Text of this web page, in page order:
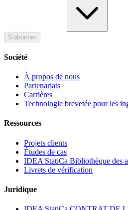
S'abonner
Société
À propos de nous
Partenariats
Carrières
Technologie brevetée pour les
Ressources
Projets clients
Études de cas
IDEA StatiCa Bibliothèque des
Livrets de vérification
Juridique